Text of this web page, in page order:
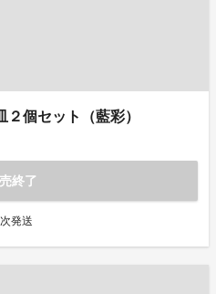
２個セット（藍彩）
終了
発送